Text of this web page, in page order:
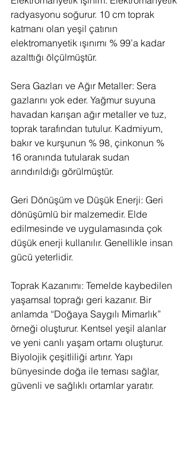
radyasyonu soğurur. 10 cm toprak
katmanı olan yeşil çatının
elektromanyetik ışınımı % 99’a kadar
azalttığı ölçülmüştür.
Sera Gazları ve Ağır Metaller: Sera
gazlarını yok eder. Yağmur suyuna
havadan karışan ağır metaller ve tuz,
toprak tarafından tutulur. Kadmiyum,
bakır ve kurşunun % 98, çinkonun %
16 oranında tutularak sudan
arındırıldığı görülmüştür.
Geri Dönüşüm ve Düşük Enerji: Geri
dönüşümlü bir malzemedir. Elde
edilmesinde ve uygulamasında çok
düşük enerji kullanılır. Genellikle insan
gücü yeterlidir.
Toprak Kazanımı: Temelde kaybedilen
yaşamsal toprağı geri kazanır. Bir
anlamda “Doğaya Saygılı Mimarlık”
örneği oluşturur. Kentsel yeşil alanlar
ve yeni canlı yaşam ortamı oluşturur.
Biyolojik çeşitliliği artırır. Yapı
bünyesinde doğa ile teması sağlar,
güvenli ve sağlıklı ortamlar yaratır.